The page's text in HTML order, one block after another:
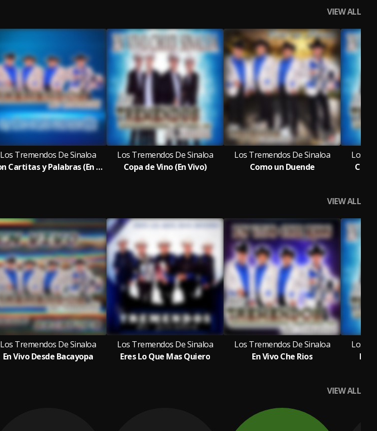
VIEW ALL
Los Tremendos De Sinaloa
Con Cartitas y Palabras (En Vivo)
Los Tremendos De Sinaloa
Copa de Vino (En Vivo)
Los Tremendos De Sinaloa
Como un Duende
Los
VIEW ALL
Los Tremendos De Sinaloa
En Vivo Desde Bacayopa
Los Tremendos De Sinaloa
Eres Lo Que Mas Quiero
Los Tremendos De Sinaloa
En Vivo Che Rios
Los
En
VIEW ALL